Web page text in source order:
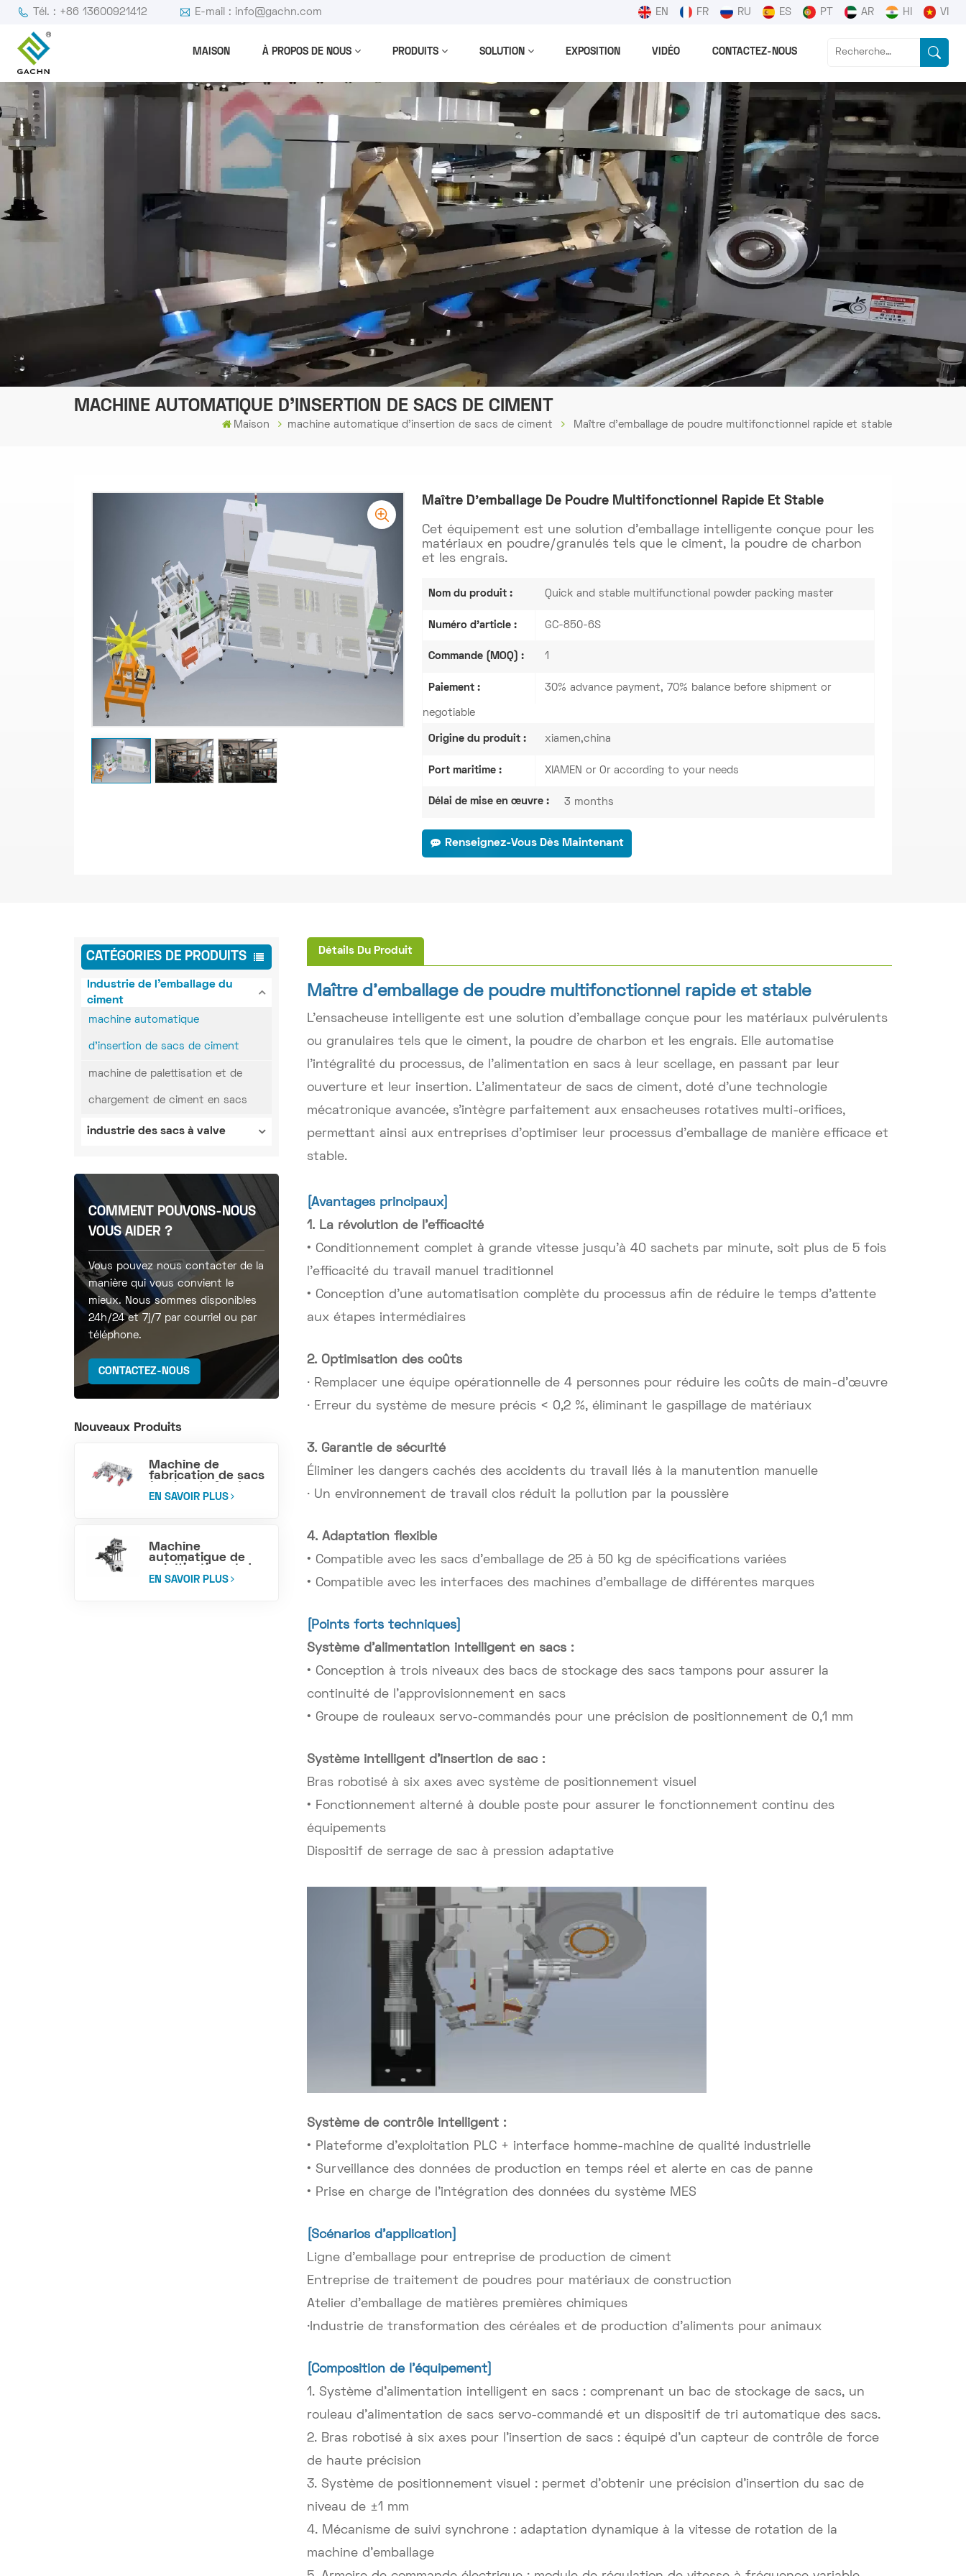
Tél. : +86 13600921412 E-mail : info@gachn.com EN FR RU ES PT AR HI VI
MAISON À PROPOS DE NOUS PRODUITS SOLUTION EXPOSITION VIDÉO CONTACTEZ-NOUS
MACHINE AUTOMATIQUE D'INSERTION DE SACS DE CIMENT
Maison machine automatique d'insertion de sacs de ciment Maître d'emballage de poudre multifonctionnel rapide et stable
Maître D'emballage De Poudre Multifonctionnel Rapide Et Stable
Cet équipement est une solution d'emballage intelligente conçue pour les
matériaux en poudre/granulés tels que le ciment, la poudre de charbon
et les engrais.
Nom du produit : Quick and stable multifunctional powder packing master
Numéro d'article : GC-850-6S
Commande (MOQ) : 1
Paiement : 30% advance payment, 70% balance before shipment or
negotiable
Origine du produit : xiamen,china
Port maritime : XIAMEN or Or according to your needs
Délai de mise en œuvre : 3 months
Renseignez-Vous Dès Maintenant
CATÉGORIES DE PRODUITS
Industrie de l'emballage du
ciment
machine automatique
d'insertion de sacs de ciment
machine de palettisation et de
chargement de ciment en sacs
industrie des sacs à valve
COMMENT POUVONS-NOUS
VOUS AIDER ?
Vous pouvez nous contacter de la
manière qui vous convient le
mieux. Nous sommes disponibles
24h/24 et 7j/7 par courriel ou par
téléphone.
CONTACTEZ-NOUS
Nouveaux Produits
Machine de
fabrication de sacs
bloc tissé PP
EN SAVOIR PLUS
Machine
automatique de
palettisation et de
chargement de
EN SAVOIR PLUS
Détails Du Produit
Maître d'emballage de poudre multifonctionnel rapide et stable
L'ensacheuse intelligente est une solution d'emballage conçue pour les matériaux pulvérulents
ou granulaires tels que le ciment, la poudre de charbon et les engrais. Elle automatise
l'intégralité du processus, de l'alimentation en sacs à leur scellage, en passant par leur
ouverture et leur insertion. L'alimentateur de sacs de ciment, doté d'une technologie
mécatronique avancée, s'intègre parfaitement aux ensacheuses rotatives multi-orifices,
permettant ainsi aux entreprises d'optimiser leur processus d'emballage de manière efficace et
stable.
[Avantages principaux]
1. La révolution de l'efficacité
• Conditionnement complet à grande vitesse jusqu'à 40 sachets par minute, soit plus de 5 fois
l'efficacité du travail manuel traditionnel
• Conception d'une automatisation complète du processus afin de réduire le temps d'attente
aux étapes intermédiaires
2. Optimisation des coûts
· Remplacer une équipe opérationnelle de 4 personnes pour réduire les coûts de main-d'œuvre
· Erreur du système de mesure précis < 0,2 %, éliminant le gaspillage de matériaux
3. Garantie de sécurité
Éliminer les dangers cachés des accidents du travail liés à la manutention manuelle
· Un environnement de travail clos réduit la pollution par la poussière
4. Adaptation flexible
• Compatible avec les sacs d'emballage de 25 à 50 kg de spécifications variées
• Compatible avec les interfaces des machines d'emballage de différentes marques
[Points forts techniques]
Système d'alimentation intelligent en sacs :
• Conception à trois niveaux des bacs de stockage des sacs tampons pour assurer la
continuité de l'approvisionnement en sacs
• Groupe de rouleaux servo-commandés pour une précision de positionnement de 0,1 mm
Système intelligent d'insertion de sac :
Bras robotisé à six axes avec système de positionnement visuel
• Fonctionnement alterné à double poste pour assurer le fonctionnement continu des
équipements
Dispositif de serrage de sac à pression adaptative
Système de contrôle intelligent :
• Plateforme d'exploitation PLC + interface homme-machine de qualité industrielle
• Surveillance des données de production en temps réel et alerte en cas de panne
• Prise en charge de l'intégration des données du système MES
[Scénarios d'application]
Ligne d'emballage pour entreprise de production de ciment
Entreprise de traitement de poudres pour matériaux de construction
Atelier d'emballage de matières premières chimiques
·Industrie de transformation des céréales et de production d'aliments pour animaux
[Composition de l'équipement]
1. Système d'alimentation intelligent en sacs : comprenant un bac de stockage de sacs, un
rouleau d'alimentation de sacs servo-commandé et un dispositif de tri automatique des sacs.
2. Bras robotisé à six axes pour l'insertion de sacs : équipé d'un capteur de contrôle de force
de haute précision
3. Système de positionnement visuel : permet d’obtenir une précision d’insertion du sac de
niveau de ±1 mm
4. Mécanisme de suivi synchrone : adaptation dynamique à la vitesse de rotation de la
machine d'emballage